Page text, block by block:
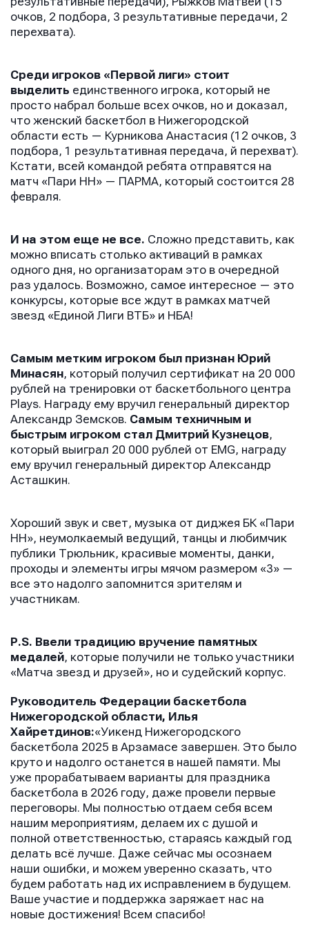
очков, 2 подбора, 3 результативные передачи, 2
перехвата).
Среди игроков «Первой лиги» стоит
выделить единственного игрока, который не
просто набрал больше всех очков, но и доказал,
что женский баскетбол в Нижегородской
области есть — Курникова Анастасия (12 очков, 3
подбора, 1 результативная передача, й перехват).
Кстати, всей командой ребята отправятся на
матч «Пари НН» — ПАРМА, который состоится 28
февраля.
И на этом еще не все. Сложно представить, как
можно вписать столько активаций в рамках
одного дня, но организаторам это в очередной
раз удалось. Возможно, самое интересное — это
конкурсы, которые все ждут в рамках матчей
звезд «Единой Лиги ВТБ» и НБА!
Самым метким игроком был признан Юрий
Минасян, который получил сертификат на 20 000
рублей на тренировки от баскетбольного центра
Plays. Награду ему вручил генеральный директор
Александр Земсков. Самым техничным и
быстрым игроком стал Дмитрий Кузнецов,
который выиграл 20 000 рублей от EMG, награду
ему вручил генеральный директор Александр
Асташкин.
Хороший звук и свет, музыка от диджея БК «Пари
НН», неумолкаемый ведущий, танцы и любимчик
публики Трюльник, красивые моменты, данки,
проходы и элементы игры мячом размером «3» —
все это надолго запомнится зрителям и
участникам.
P.S. Ввели традицию вручение памятных
медалей, которые получили не только участники
«Матча звезд и друзей», но и судейский корпус.
Руководитель Федерации баскетбола
Нижегородской области, Илья
Хайретдинов:«Уикенд Нижегородского
баскетбола 2025 в Арзамасе завершен. Это было
круто и надолго останется в нашей памяти. Мы
уже прорабатываем варианты для праздника
баскетбола в 2026 году, даже провели первые
переговоры. Мы полностью отдаем себя всем
нашим мероприятиям, делаем их с душой и
полной ответственностью, стараясь каждый год
делать всё лучше. Даже сейчас мы осознаем
наши ошибки, и можем уверенно сказать, что
будем работать над их исправлением в будущем.
Ваше участие и поддержка заряжает нас на
новые достижения! Всем спасибо!